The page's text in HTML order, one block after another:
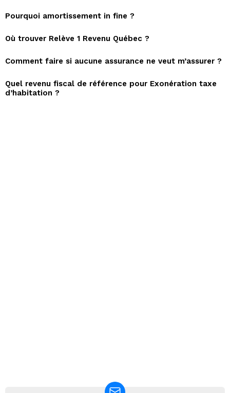
Pourquoi amortissement in fine ?
Où trouver Relève 1 Revenu Québec ?
Comment faire si aucune assurance ne veut m’assurer ?
Quel revenu fiscal de référence pour Exonération taxe
d’habitation ?